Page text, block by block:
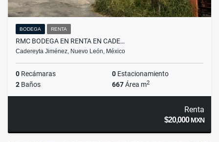
BODEGA RENTA
RMC BODEGA EN RENTA EN CADE…
Cadereyta Jiménez, Nuevo León, México
0 Recámaras 0 Estacionamiento
2 Baños 667Área m2
Renta
$20,000MXN